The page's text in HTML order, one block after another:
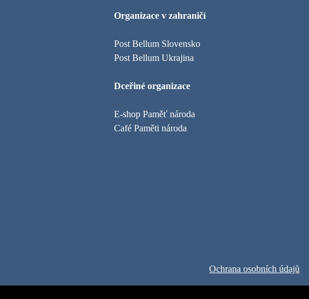
Organizace v zahraničí
Post Bellum Slovensko
Post Bellum Ukrajina
Dceřiné organizace
E-shop Paměť národa
Café Paměti národa
Ochrana osobních údajů